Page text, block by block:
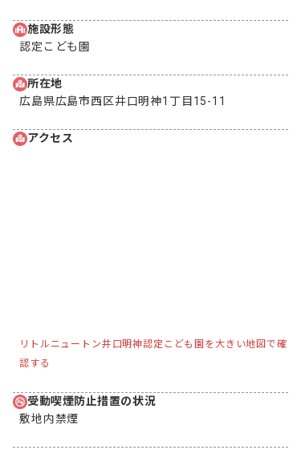
施設形態
認定こども園
所在地
広島県広島市西区井口明神1丁目15-11
アクセス
リトルニュートン井口明神認定こども園を大きい地図で確
認する
受動喫煙防止措置の状況
敷地内禁煙